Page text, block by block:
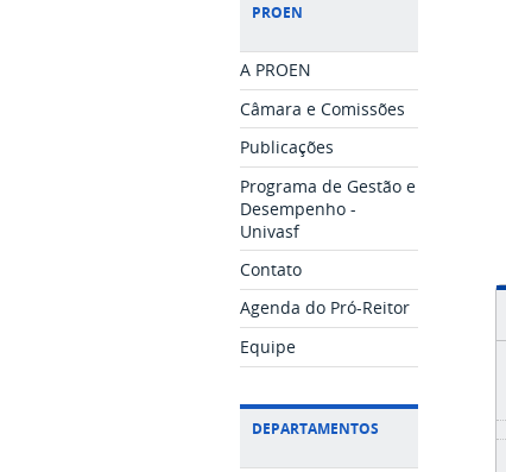
PROEN
A PROEN
Câmara e Comissões
Publicações
Programa de Gestão e
Desempenho -
Univasf
Contato
Agenda do Pró-Reitor
Equipe
DEPARTAMENTOS